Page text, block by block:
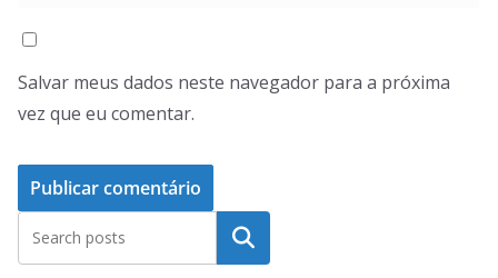
Salvar meus dados neste navegador para a próxima
vez que eu comentar.
Pesquisar